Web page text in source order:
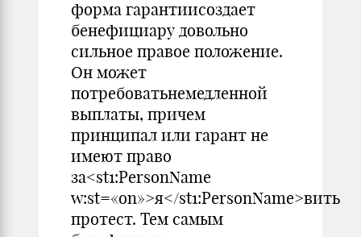
форма гарантиисоздает
бенефициару довольно
сильное правое положение.
Он может
потребоватьнемедленной
выплаты, причем
принципал или гарант не
имеют право
за<st1:PersonName
w:st=«on»>я</st1:PersonName>вить
протест. Тем самым